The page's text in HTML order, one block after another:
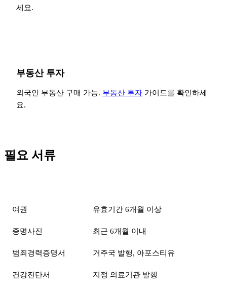
세요.
부동산 투자
외국인 부동산 구매 가능. 부동산 투자 가이드를 확인하세
요.
필요 서류
여권 유효기간 6개월 이상
증명사진 최근 6개월 이내
범죄경력증명서 거주국 발행, 아포스티유
건강진단서 지정 의료기관 발행